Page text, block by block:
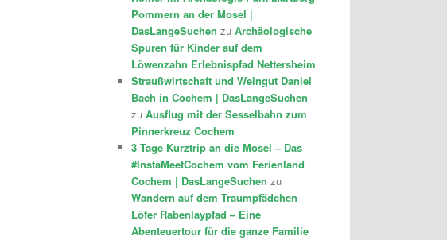
Pommern an der Mosel |
DasLangeSuchen zu Archäologische
Spuren für Kinder auf dem
Löwenzahn Erlebnispfad Nettersheim
Straußwirtschaft und Weingut Daniel
Bach in Cochem | DasLangeSuchen
zu Ausflug mit der Sesselbahn zum
Pinnerkreuz Cochem
3 Tage Kurztrip an die Mosel – Das
#InstaMeetCochem vom Ferienland
Cochem | DasLangeSuchen zu
Wandern auf dem Traumpfädchen
Löfer Rabenlaypfad – Eine
Abenteuertour für die ganze Familie